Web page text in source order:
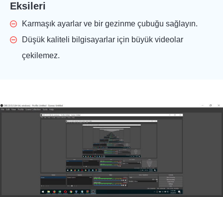
Eksileri
Karmaşık ayarlar ve bir gezinme çubuğu sağlayın.
Düşük kaliteli bilgisayarlar için büyük videolar
çekilemez.